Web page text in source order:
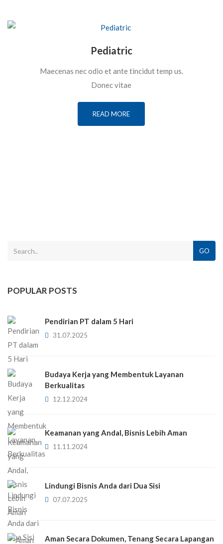
Pediatric
Maecenas nec odio et ante tincidut temp us.
Donec vitae
READ MORE
GO
POPULAR POSTS
Pendirian PT dalam 5 Hari
31.07.2025
Budaya Kerja yang Membentuk Layanan
Berkualitas
12.12.2024
Keamanan yang Andal, Bisnis Lebih Aman
11.11.2024
Lindungi Bisnis Anda dari Dua Sisi
07.07.2025
Aman Secara Dokumen, Tenang Secara Lapangan